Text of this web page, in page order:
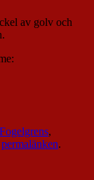
av golv och
Fogelgrens,
permalänken.